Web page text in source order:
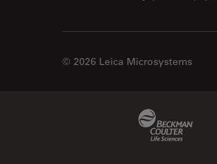
© 2026 Leica Microsystems